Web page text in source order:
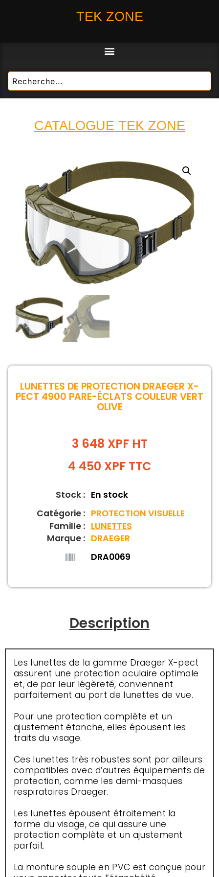
TEK ZONE
CATALOGUE TEK ZONE
LUNETTES DE PROTECTION DRAEGER X-
PECT 4900 PARE-ÉCLATS COULEUR VERT
OLIVE
3 648 XPF HT
4 450 XPFTTC
Stock : En stock
Catégorie : PROTECTION VISUELLE
Famille : LUNETTES
Marque : DRAEGER
DRA0069
Description
Les lunettes de la gamme Draeger X-pect
assurent une protection oculaire optimale
et, de par leur légèreté, conviennent
parfaitement au port de lunettes de vue.
Pour une protection complète et un
ajustement étanche, elles épousent les
traits du visage.
Ces lunettes très robustes sont par ailleurs
compatibles avec d’autres équipements de
protection, comme les demi-masques
respiratoires Draeger.
Les lunettes épousent étroitement la
forme du visage, ce qui assure une
protection complète et un ajustement
parfait.
La monture souple en PVC est conçue pour